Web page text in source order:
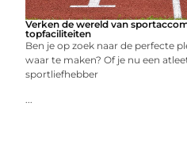
Verken de wereld van
topfaciliteiten
Ben je op zoek naar de perfecte
waar te maken? Of je nu een
sportliefhebber
...